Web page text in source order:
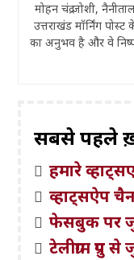
मोहन चंद्र जोशी,
उत्तराखंड मॉर्निंग
का अनुभव है और वे
सबसे पहले
हमारे
व्हाट्सऐप
फेसबुक पर
टेलीग्राम